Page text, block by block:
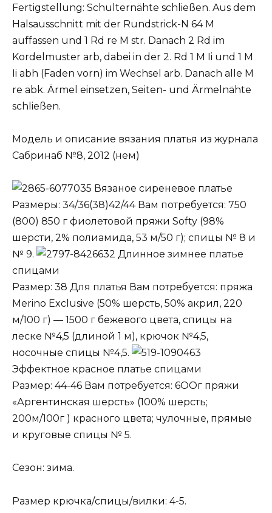
Fertigstellung: Schulternähte schließen. Aus dem
Halsausschnitt mit der Rundstrick-N 64 M
auffassen und 1 Rd re M str. Danach 2 Rd im
Kordelmuster arb, dabei in der 2. Rd 1 M Ii und 1 M
Ii abh (Faden vorn) im Wechsel arb. Danach alle M
re abk. Ärmel einsetzen, Seiten- und Ärmelnähte
schließen.
Модель и описание вязания платья из журнала
Сабринаб №8, 2012 (нем)
Вязаное сиреневое платье
Размеры: 34/36(38)42/44 Вам потребуется: 750
(800) 850 г фиолетовой пряжи Softy (98%
шерсти, 2% полиамида, 53 м/50 г); спицы № 8 и
№ 9.
Длинное зимнее платье
спицами
Размер: 38 Для платья Вам потребуется: пряжа
Merino Exclusive (50% шерсть, 50% акрил, 220
м/100 г) — 1500 г бежевого цвета, спицы на
леске №4,5 (длиной 1 м), крючок №4,5,
носочные спицы №4,5.
Эффектное красное платье спицами
Размер: 44-46 Вам потребуется: 6ООг пряжи
«Аргентинская шерсть» (100% шерсть;
200м/100г ) красного цвета; чулочные, прямые
и круговые спицы № 5.
Сезон: зима.
Размер крючка/спицы/вилки: 4-5.